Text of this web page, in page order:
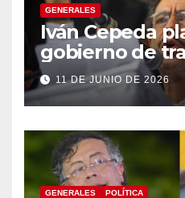
GENERALES
Iván Cepeda
gobierno de
énfasis en el
institucional y
constituyente
11 DE JUNIO DE 2026
GENERALES POLÍTICA